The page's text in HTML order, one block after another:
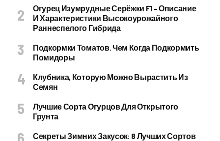
Огурец Изумрудные Серёжки F1 – Описание
И Характеристики Высокоурожайного
Раннеспелого Гибрида
Подкормки Томатов. Чем Когда Подкормить
Помидоры
Клубника, Которую Можно Вырастить Из
Семян
Лучшие Сорта Огурцов Для Открытого
Грунта
Секреты Зимних Закусок: 8 Лучших Сортов